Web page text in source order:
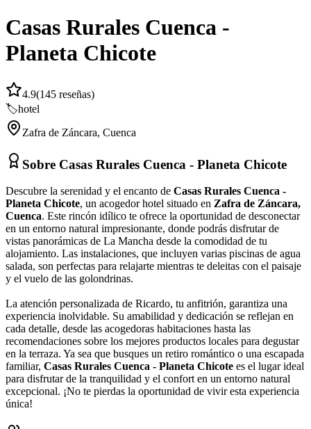
Casas Rurales Cuenca -
Planeta Chicote
4.9(145 reseñas)
🏷️hotel
Zafra de Záncara, Cuenca
Sobre Casas Rurales Cuenca - Planeta Chicote
Descubre la serenidad y el encanto de Casas Rurales Cuenca -
Planeta Chicote, un acogedor hotel situado en Zafra de Záncara,
Cuenca. Este rincón idílico te ofrece la oportunidad de desconectar
en un entorno natural impresionante, donde podrás disfrutar de
vistas panorámicas de La Mancha desde la comodidad de tu
alojamiento. Las instalaciones, que incluyen varias piscinas de agua
salada, son perfectas para relajarte mientras te deleitas con el paisaje
y el vuelo de las golondrinas.
La atención personalizada de Ricardo, tu anfitrión, garantiza una
experiencia inolvidable. Su amabilidad y dedicación se reflejan en
cada detalle, desde las acogedoras habitaciones hasta las
recomendaciones sobre los mejores productos locales para degustar
en la terraza. Ya sea que busques un retiro romántico o una escapada
familiar, Casas Rurales Cuenca - Planeta Chicote es el lugar ideal
para disfrutar de la tranquilidad y el confort en un entorno natural
excepcional. ¡No te pierdas la oportunidad de vivir esta experiencia
única!